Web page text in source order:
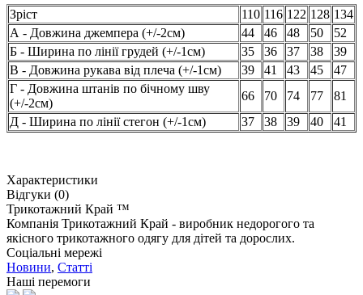
Зріст 110 116 122 128 134
А - Довжина джемпера (+/-2см)
44 46 48 50
52
Б - Ширина по лінії грудей (+/-1см)
35 36 37 38
39
В - Довжина рукава від плеча (+/-1см)
39 41 43 45
47
Г - Довжина штанів по бічному шву
(+/-2см)
66 70 74 77
81
Д - Ширина по лінії стегон (+/-1см)
37 38 39 40 41
Характеристики
Відгуки (0)
Трикотажний Край ™
Компанія Трикотажний Край - виробник недорогого та
якісного трикотажного одягу для дітей та дорослих.
Соціальні мережі
Новини, Статті
Наші перемоги